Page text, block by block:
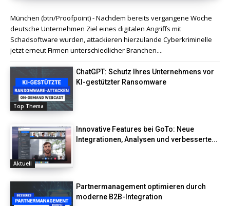
München (btn/Proofpoint) - Nachdem bereits vergangene Woche
deutsche Unternehmen Ziel eines digitalen Angriffs mit
Schadsoftware wurden, attackieren hierzulande Cyberkriminelle
jetzt erneut Firmen unterschiedlicher Branchen....
Top Thema
ChatGPT: Schutz Ihres Unternehmens vor
KI-gestützter Ransomware
Aktuell
Innovative Features bei GoTo: Neue
Integrationen, Analysen und verbesserte...
Partnermanagement optimieren durch
moderne B2B-Integration